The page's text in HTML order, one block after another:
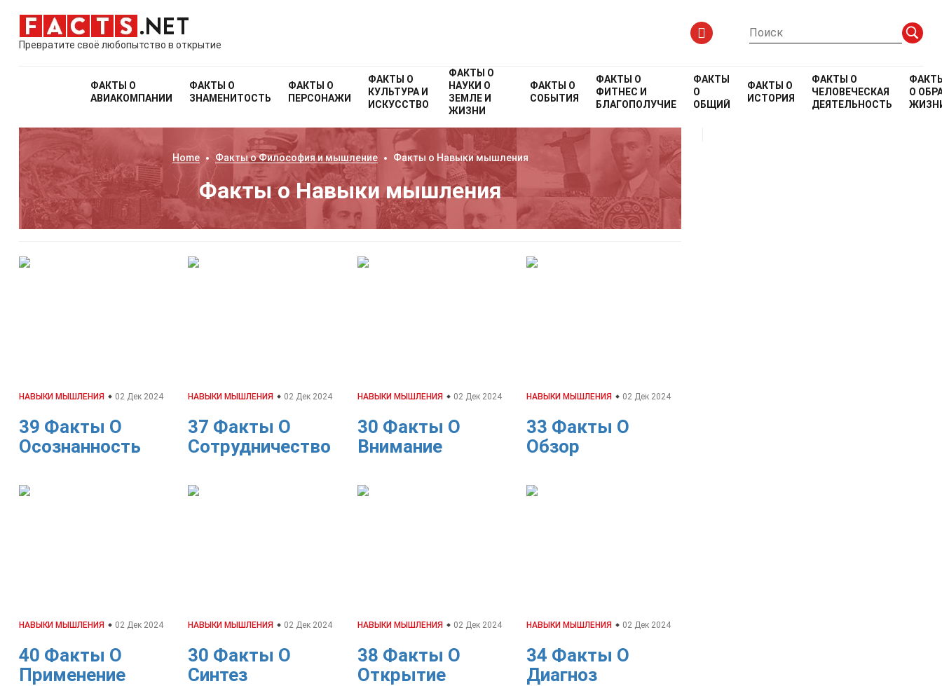
Превратите своё любопытство в открытие
ФАКТЫ О
АВИАКОМПАНИИ
ФАКТЫ О
ЗНАМЕНИТОСТЬ
ФАКТЫ О
ПЕРСОНАЖИ
ФАКТЫ О
КУЛЬТУРА И
ИСКУССТВО
ФАКТЫ О
НАУКИ О
ЗЕМЛЕ И
ЖИЗНИ
ФАКТЫ О
СОБЫТИЯ
ФАКТЫ О
ФИТНЕС И
БЛАГОПОЛУЧИЕ
ФАКТЫ
О
ОБЩИЙ
ФАКТЫ О
ИСТОРИЯ
ФАКТЫ О
ЧЕЛОВЕЧЕСКАЯ
ДЕЯТЕЛЬНОСТЬ
О
Home Факты оФилософия и мышление Факты о Навыки мышления
Факты о Навыки мышления
НАВЫКИ МЫШЛЕНИЯ 02 Дек 2024
39 Факты О
Осознанность
НАВЫКИ МЫШЛЕНИЯ 02 Дек 2024
37 Факты О
Сотрудничество
НАВЫКИ МЫШЛЕНИЯ 02 Дек 2024
30 Факты О
Внимание
НАВЫКИ МЫШЛЕНИЯ 02 Дек 2024
33 Факты О
Обзор
НАВЫКИ МЫШЛЕНИЯ 02 Дек 2024
40 Факты О
Применение
НАВЫКИ МЫШЛЕНИЯ 02 Дек 2024
30 Факты О
Синтез
НАВЫКИ МЫШЛЕНИЯ 02 Дек 2024
38 Факты О
Открытие
НАВЫКИ МЫШЛЕНИЯ 02 Дек 2024
34 Факты О
Диагноз